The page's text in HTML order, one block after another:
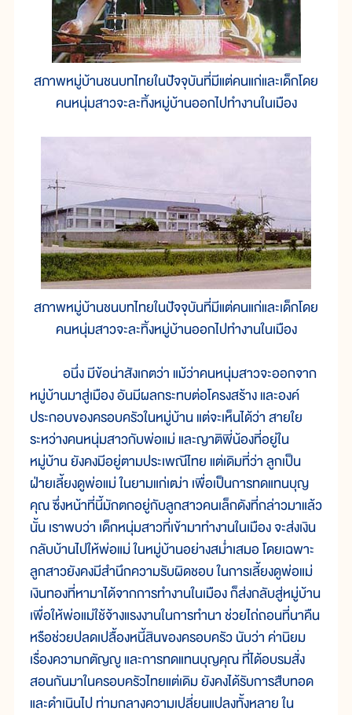
สภาพหมู่บ้านชนบทไทยในปัจจุบันที่มีแต่คนแก่และเด็กโดย
คนหนุ่มสาวจะละทิ้งหมู่บ้านออกไปทำงานในเมือง
สภาพหมู่บ้านชนบทไทยในปัจจุบันที่มีแต่คนแก่และเด็กโดย
คนหนุ่มสาวจะละทิ้งหมู่บ้านออกไปทำงานในเมือง
อนึ่ง มีข้อน่าสังเกตว่า แม้ว่าคนหนุ่มสาวจะออกจาก
หมู่บ้านมาสู่เมือง อันมีผลกระทบต่อโครงสร้าง และองค์
ประกอบของครอบครัวในหมู่บ้าน แต่จะเห็นได้ว่า สายใย
ระหว่างคนหนุ่มสาวกับพ่อแม่ และญาติพี่น้องที่อยู่ใน
หมู่บ้าน ยังคงมีอยู่ตามประเพณีไทย แต่เดิมที่ว่า ลูกเป็น
ฝ่ายเลี้ยงดูพ่อแม่ ในยามแก่เฒ่า เพื่อเป็นการทดแทนบุญ
คุณ ซึ่งหน้าที่นี้มักตกอยู่กับลูกสาวคนเล็กดังที่กล่าวมาแล้ว
นั้น เราพบว่า เด็กหนุ่มสาวที่เข้ามาทำงานในเมือง จะส่งเงิน
กลับบ้านไปให้พ่อแม่ ในหมู่บ้านอย่างสม่ำเสมอ โดยเฉพาะ
ลูกสาวยังคงมีสำนึกความรับผิดชอบ ในการเลี้ยงดูพ่อแม่
เงินทองที่หามาได้จากการทำงานในเมือง ก็ส่งกลับสู่หมู่บ้าน
เพื่อให้พ่อแม่ใช้จ้างแรงงานในการทำนา ช่วยไถ่ถอนที่นาคืน
หรือช่วยปลดเปลื้องหนี้สินของครอบครัว นับว่า ค่านิยม
เรื่องความกตัญญู และการทดแทนบุญคุณ ที่ได้อบรมสั่ง
สอนกันมาในครอบครัวไทยแต่เดิม ยังคงได้รับการสืบทอด
และดำเนินไป ท่ามกลางความเปลี่ยนแปลงทั้งหลาย ใน